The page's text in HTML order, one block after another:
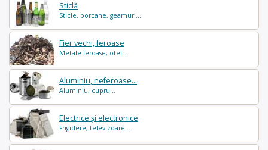
Sticlă
Sticle, borcane, geamuri...
Fier vechi, feroase
Metale feroase, otel...
Aluminiu, neferoase...
Aluminiu, cupru...
Electrice și electronice
Frigidere, televizoare...